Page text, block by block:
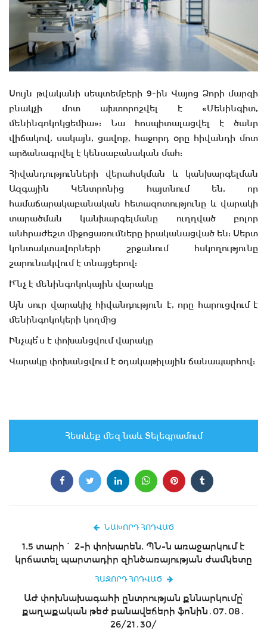
Սույն թվականի սեպտեմբերի 9-ին Վայոց Ձորի մարզի
բնակչի մոտ ախտորոշվել է «Մենինգիտ,
մենինգոկոկցեմիա»: Նա հոսպիտալացվել է ծանր
վիճակով, սակայն, ցավոք, հաջորդ օրը հիվանդի մոտ
արձանագրվել է կենսաբանական մահ:
Հիվանդությունների վերահսկման և կանխարգելման
Ազգային Կենտրոնից հայտնում են, որ
համաճարակաբանական հետազոտությունը և վարակի
տարածման կանխարգելմանը ուղղված բոլոր
անհրաժեշտ միջոցառումները իրականացված են: Սերտ
կոնտակտավորների շրջանում հսկողությունը
շարունակվում է տնայցերով:
Ի՞նչ է մենինգոկոկային վարակը
Այն սուր վարակիչ հիվանդություն է, որը հարուցվում է
մենինգոկոկերի կողմից
Ինչպե՞ս է փոխանցվում վարակը
Վարակը փոխանցվում է օդակաթիլային ճանապարհով:
Հետևեք մեզ նաև Տելեգրամում
ՆԱԽՈՐԴ ՀՈԴՎԱԾ
1.5 տարի` 2–ի փոխարեն. ՊՆ-ն առաջարկում է
կրճատել պարտադիր զինծառայության ժամկետը
ՀԱՋՈՐԴ ՀՈԴՎԱԾ
ԱԺ փոխնախագահի ընտրության քննարկումը՝
քաղաքական թեժ բանավեճերի ֆոնին․07․08․
26/21․30/